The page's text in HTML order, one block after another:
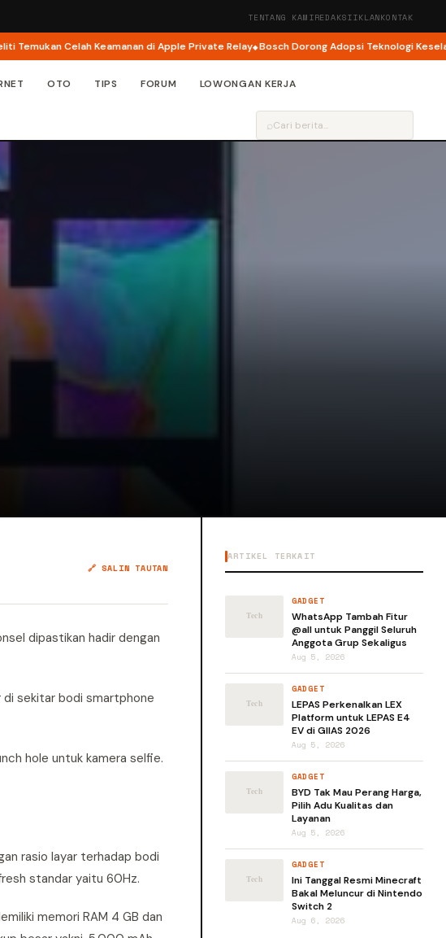
TENTANG KAMIREDAKSIIKLANKONTAK
Celah Keamanan di Apple Private Relay Bosch Dorong Adopsi Teknologi
OTO TIPS FORUM LOWONGAN KERJA
⌕
🔗 SALIN TAUTAN
dipastikan hadir dengan
di sekitar bodi smartphone
hole untuk kamera selfie.
rasio layar terhadap bodi
standar yaitu 60Hz.
memori RAM 4 GB dan
ARTIKEL TERKAIT
GADGET
WhatsApp Tambah Fitur
@all untuk Panggil Seluruh
Anggota Grup Sekaligus
Aug 5, 2026
GADGET
LEPAS Perkenalkan LEX
Platform untuk LEPAS E4
EV di GIIAS 2026
Aug 5, 2026
GADGET
BYD Tak Mau Perang Harga,
Pilih Adu Kualitas dan
Layanan
Aug 5, 2026
GADGET
Ini Tanggal Resmi Minecraft
Bakal Meluncur di Nintendo
Switch 2
Aug 6, 2026